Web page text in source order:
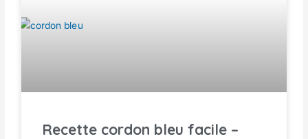
Recette cordon bleu facile –